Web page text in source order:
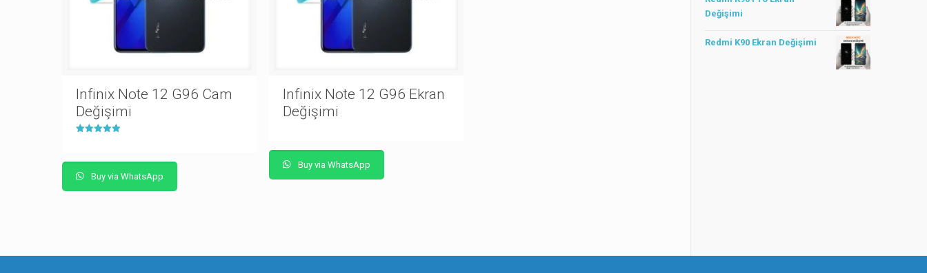
Infinix Note 12 G96 Cam
Değişimi
Buy via WhatsApp
Infinix Note 12 G96 Ekran
Değişimi
Buy via WhatsApp
Değişimi
Redmi K90 Ekran Değişimi